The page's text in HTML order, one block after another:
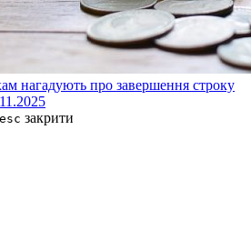
нагадують про завершення строку
esc закрити